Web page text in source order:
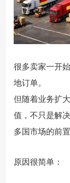
很多卖家一开
地订单。
但随着业务扩
值，不只是解
多国市场的前置
原因很简单：